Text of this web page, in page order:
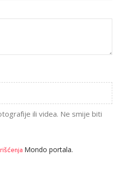
ili videa. Ne smije biti
Mondo portala.